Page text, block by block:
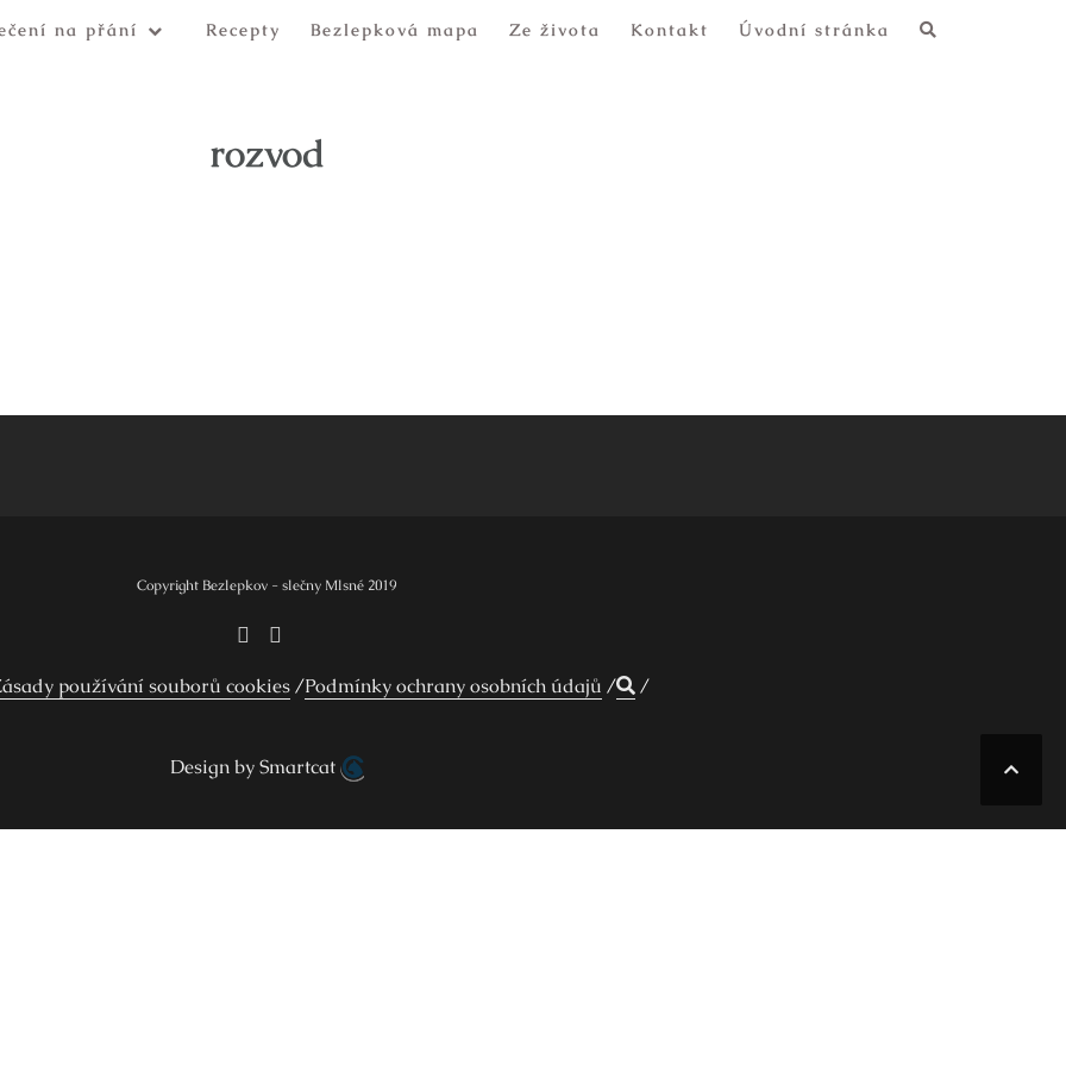
na přání Recepty Bezlepková mapa Ze života Kontakt Úvodní stránka
rozvod
Copyright Bezlepkov - slečny Mlsné 2019
používání souborů cookies Podmínky ochrany osobních údajů
Design by Smartcat